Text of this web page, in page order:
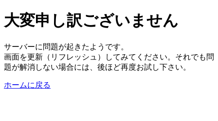
大変申し訳ございません
サーバーに問題が起きたようです。
画面を更新（リフレッシュ）してみてください。それでも問
題が解消しない場合には、後ほど再度お試し下さい。
ホームに戻る